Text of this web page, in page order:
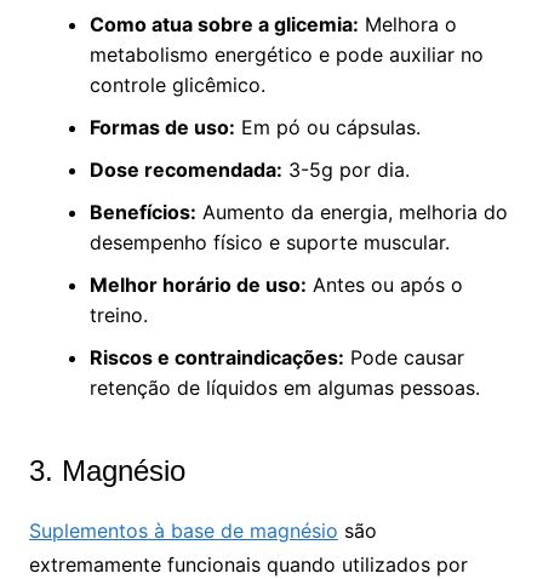
Como atua sobre a glicemia: Melhora o
metabolismo energético e pode auxiliar no
controle glicêmico.
Formas de uso: Em pó ou cápsulas.
Dose recomendada: 3-5g por dia.
Benefícios: Aumento da energia, melhoria do
desempenho físico e suporte muscular.
Melhor horário de uso: Antes ou após o
treino.
Riscos e contraindicações: Pode causar
retenção de líquidos em algumas pessoas.
3. Magnésio
Suplementos à base de magnésio são
extremamente funcionais quando utilizados por